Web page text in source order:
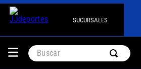
SUCURSALES
Buscar